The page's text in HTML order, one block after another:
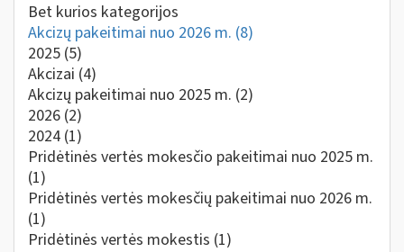
Bet kurios kategorijos
Akcizų pakeitimai nuo 2026 m. (8)
2025 (5)
Akcizai (4)
Akcizų pakeitimai nuo 2025 m. (2)
2026 (2)
2024 (1)
Pridėtinės vertės mokesčio pakeitimai nuo 2025 m.
(1)
Pridėtinės vertės mokesčių pakeitimai nuo 2026 m.
(1)
Pridėtinės vertės mokestis (1)